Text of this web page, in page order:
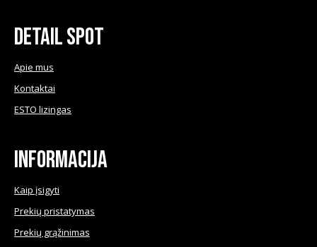
Detail Spot
Apie mus
Kontaktai
ESTO lizingas
Informacija
Kaip įsigyti
Prekių pristatymas
Prekių grąžinimas